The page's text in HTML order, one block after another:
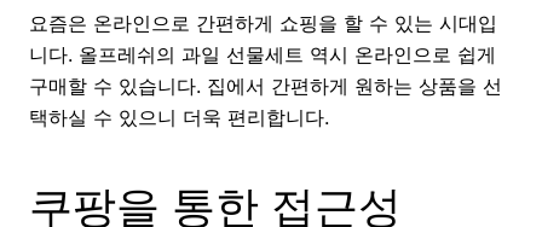
요즘은 온라인으로 간편하게 쇼핑을 할 수 있는 시대입
니다. 올프레쉬의 과일 선물세트 역시 온라인으로 쉽게
구매할 수 있습니다. 집에서 간편하게 원하는 상품을 선
택하실 수 있으니 더욱 편리합니다.
쿠팡을 통한 접근성